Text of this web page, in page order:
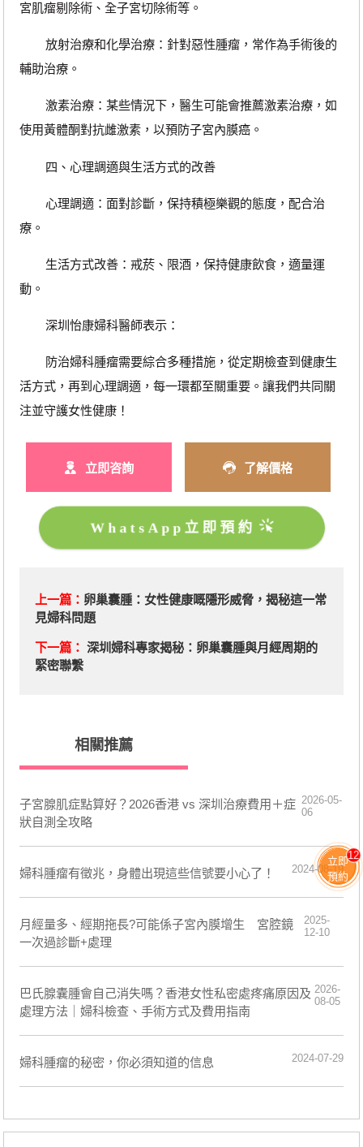
宮肌瘤剔除術、全子宮切除術等。
放射治療和化學治療：針對惡性腫瘤，常作為手術後的
輔助治療。
激素治療：某些情況下，醫生可能會推薦激素治療，如
使用黃體酮對抗雌激素，以預防子宮內膜癌。
四、心理調適與生活方式的改善
心理調適：面對診斷，保持積極樂觀的態度，配合治
療。
生活方式改善：戒菸、限酒，保持健康飲食，適量運
動。
深圳怡康婦科醫師表示：
防治婦科腫瘤需要綜合多種措施，從定期檢查到健康生
活方式，再到心理調適，每一環都至關重要。讓我們共同關
注並守護女性健康！
立即咨詢 了解價格
WhatsApp立即預約
上一篇： 卵巢囊腫：女性健康嘅隱形威脅，揭秘這一常
見婦科問題
下一篇： 深圳婦科專家揭秘：卵巢囊腫與月經周期的
緊密聯繫
相關推薦
子宮腺肌症點算好？2026香港 vs 深圳治療費用＋症
狀自測全攻略
2026-05-
06
​婦科腫瘤有徵兆，身體出現這些信號要小心了！ 2024-08-19
月經量多、經期拖長?可能係子宮內膜增生 宮腔鏡
一次過診斷+處理
2025-
12-10
巴氏腺囊腫會自己消失嗎？香港女性私密處疼痛原因及
處理方法｜婦科檢查、手術方式及費用指南
2026-
08-05
婦科腫瘤的秘密，你必須知道的信息 2024-07-29
立即
預約
12